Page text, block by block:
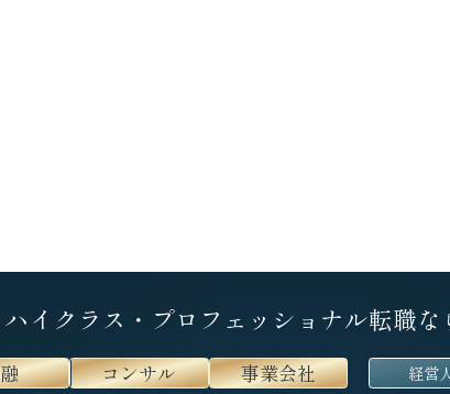
ハイクラス・プロフェッショナル転職な
コンサル 事業会社 経営